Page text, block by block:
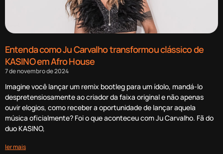
Entenda como Ju Carvalho transformou clássico de
KASINO em Afro House
7 de novembro de 2024
Imagine você lançar um remix bootleg para um ídolo, mandá-lo
despretensiosamente ao criador da faixa original e não apenas
ouvir elogios, como receber a oportunidade de lançar aquela
música oficialmente? Foi o que aconteceu com Ju Carvalho. Fã do
duo KASINO,
ler mais